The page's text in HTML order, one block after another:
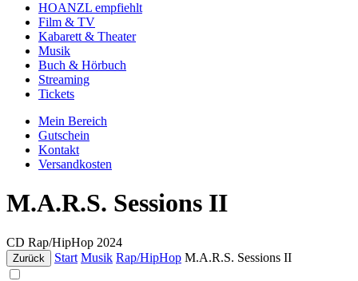
HOANZL empfiehlt
Film & TV
Kabarett & Theater
Musik
Buch & Hörbuch
Streaming
Tickets
Mein Bereich
Gutschein
Kontakt
Versandkosten
M.A.R.S. Sessions II
CD Rap/HipHop 2024
Zurück Start Musik Rap/HipHop M.A.R.S. Sessions II